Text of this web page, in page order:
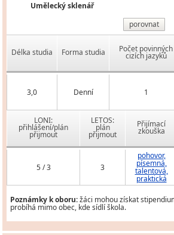
Umělecký sklenář
porovnat
Délka studia Forma studia Počet povinných
cizích jazyků
3,0 Denní 1
LONI:
přihlášení/plán
přijmout
LETOS:
plán
přijmout
Přijímací
zkouška
5 / 3 3
pohovor,
písemná,
talentová,
praktická
Poznámky k oboru:žáci mohou získat
probíhá mimo obec, kde sídlí škola.